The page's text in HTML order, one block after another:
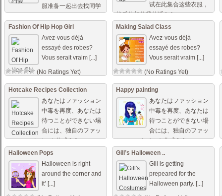
服准备一起出去找同学
(No Ratings Yet)
试在此集合这些衣服，
然后你相信我的话 [...]
(No Ratings Yet)
Fashion Of Hip Hop Girl
Avez-vous déjà
essayé des robes?
Vous serait vraim [...]
(No Ratings Yet)
Making Salad Class
Avez-vous déjà
essayé des robes?
Vous serait vraim [...]
(No Ratings Yet)
Hotcake Recipes Collection
あなたはファッション
中毒を再度、あなたは
待つことができない場
合には、独自のファッ
ションスタイルを作成 [...]
(No Ratings Yet)
Happy painting
あなたはファッション
中毒を再度、あなたは
待つことができない場
合には、独自のファッ
ションスタイルを作成 [...]
(No Ratings Yet)
Halloween Pops
Halloween is right
around the corner and
it’ [...]
Gill’s Halloween ..
Gill is getting
prepeared for the
Halloween party. [...]